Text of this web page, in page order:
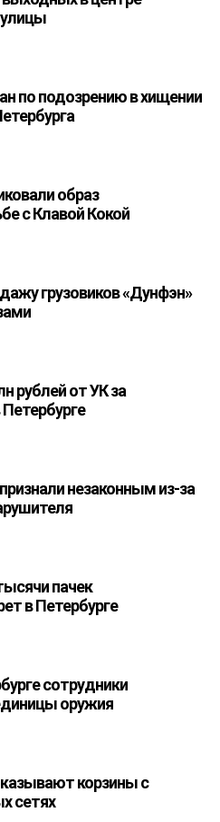
по подозрению в хищении
образ
с Клавой Кокой
грузовиков «Дунфэн»
рублей от УК за
незаконным из-за
пачек
в Петербурге
сотрудники
оружия
корзины с
сетях